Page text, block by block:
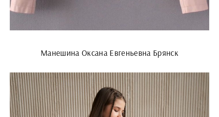
Манешина Оксана Евгеньевна Брянск